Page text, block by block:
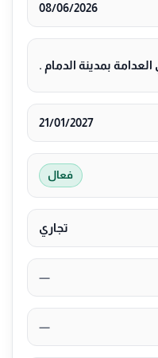
08/06/2026
بمدينة الدمام .
21/01/2027
فعال
تجاري
—
—